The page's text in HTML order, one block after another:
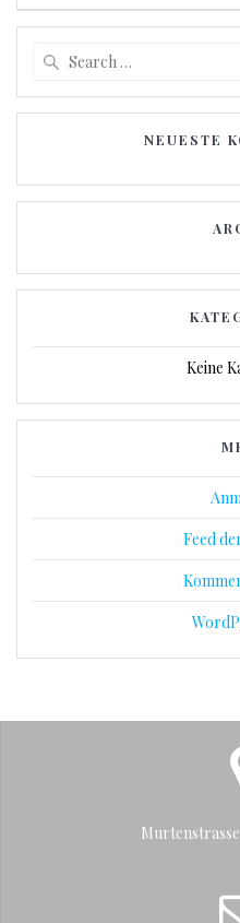
NEUESTE
Keine
Feed